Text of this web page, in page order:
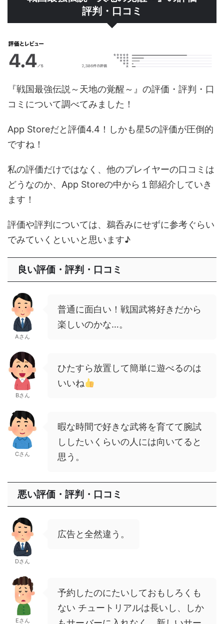
評判・口コミ
『戦国最強伝説～天地の覚醒～』の評価・評判・口
コミについて調べてみました！
App Storeだと評価4.4！しかも星5の評価が圧倒的
ですね！
私の評価だけではなく、他のプレイヤーの口コミは
どうなのか、App Storeの中から１部紹介していき
ます！
評価や評判については、鵜呑みにせずに参考ぐらい
でみていくといいと思います♪
良い評価・評判・口コミ
Aさん
普通に面白い！戦国武将好きだから
楽しいのかな…。
Bさん
ひたすら放置して簡単に遊べるのは
いいね
Cさん
暇な時間で好きな武将を育てて腕試
ししたいくらいの人には向いてると
思う。
悪い評価・評判・口コミ
Dさん
広告と全然違う。
Eさん
予約したのにたいしておもしろくも
ない チュートリアルは長いし、しか